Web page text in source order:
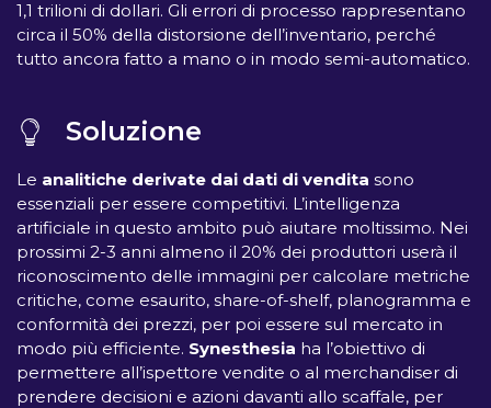
1,1 trilioni di dollari. Gli errori di processo rappresentano
circa il 50% della distorsione dell’inventario, perché
tutto ancora fatto a mano o in modo semi-automatico.
Soluzione
Le analitiche derivate dai dati di vendita sono
essenziali per essere competitivi. L’intelligenza
artificiale in questo ambito può aiutare moltissimo. Nei
prossimi 2-3 anni almeno il 20% dei produttori userà il
riconoscimento delle immagini per calcolare metriche
critiche, come esaurito, share-of-shelf, planogramma e
conformità dei prezzi, per poi essere sul mercato in
modo più efficiente. Synesthesia ha l’obiettivo di
permettere all’ispettore vendite o al merchandiser di
prendere decisioni e azioni davanti allo scaffale, per